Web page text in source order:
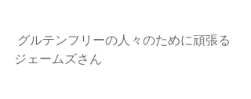
ジェームズさん